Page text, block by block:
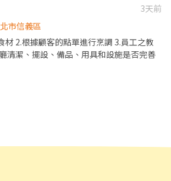
們都歡迎喔。 【額外工作福利，短班也可
、見紅休 2.同事好相處、不定時下午茶，
2.捷
3天前
市信義區
工之教
餐廳清潔、擺設、備品、用具和設施是否完善